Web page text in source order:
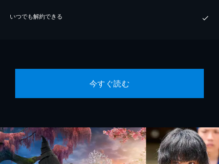
いつでも解約できる
今すぐ読む